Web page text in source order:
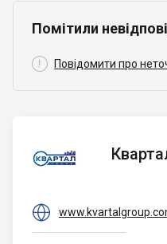
Помітили
 Повідомити про
Group
